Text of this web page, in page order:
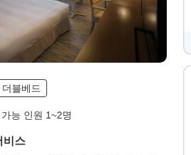
더블베드
능 인원 1~2명
비스